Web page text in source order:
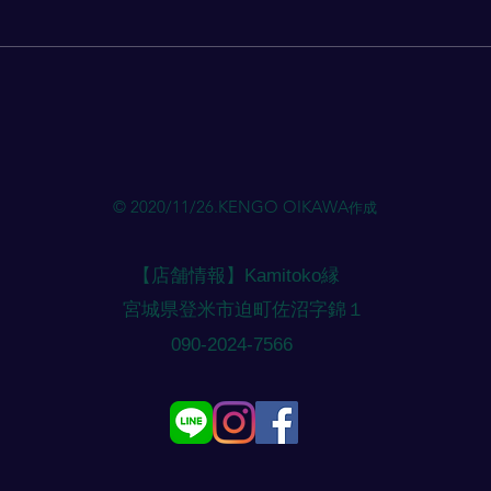
は前日までの予約になります）
応できない場合がありますが必ず
© 2020/11/26.KENGO OIKAWA作成
【店舗情報】Kamitoko縁
​宮城県登米市迫町佐沼字錦１
​090-2024-7566